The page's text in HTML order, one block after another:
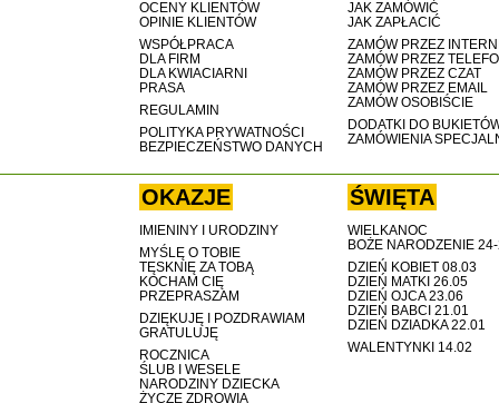
OCENY KLIENTÓW
OPINIE KLIENTÓW
WSPÓŁPRACA
DLA FIRM
DLA KWIACIARNI
PRASA
REGULAMIN
POLITYKA PRYWATNOŚCI
BEZPIECZEŃSTWO DANYCH
JAK ZAMÓWIĆ
JAK ZAPŁACIĆ
ZAMÓW PRZEZ
ZAMÓW PRZEZ
ZAMÓW PRZEZ CZAT
ZAMÓW PRZEZ EMAIL
ZAMÓW OSOBIŚCIE
DODATKI DO
ZAMÓWIENIA
OKAZJE
IMIENINY I URODZINY
MYŚLĘ O TOBIE
TĘSKNIĘ ZA TOBĄ
KOCHAM CIĘ
PRZEPRASZAM
DZIĘKUJĘ I POZDRAWIAM
GRATULUJĘ
ROCZNICA
ŚLUB I WESELE
NARODZINY DZIECKA
ŻYCZĘ ZDROWIA
ŚWIĘTA
WIELKANOC
BOŻE NARODZENIE
DZIEŃ KOBIET 08.03
DZIEŃ MATKI 26.05
DZIEŃ OJCA 23.06
DZIEŃ BABCI 21.01
DZIEŃ DZIADKA 22.01
WALENTYNKI 14.02